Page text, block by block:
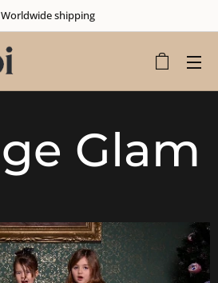
Worldwide shipping
Glam